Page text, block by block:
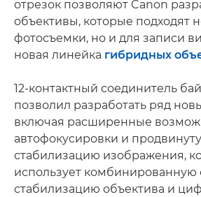
отрезок позволяют Canon
объективы, которые подходят
фотосъемки, но и для записи
новая линейка гибридных
12-контактный соединитель
позволил разработать ряд
включая расширенные
автофокусировки и
стабилизацию изображения,
использует комбинированную
стабилизацию объектива и